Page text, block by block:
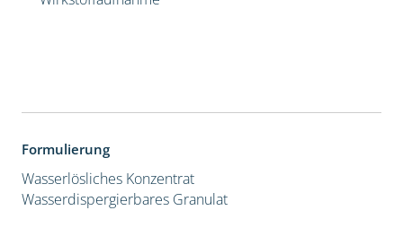
Formulierung
Wasserlösliches Konzentrat
Wasserdispergierbares Granulat